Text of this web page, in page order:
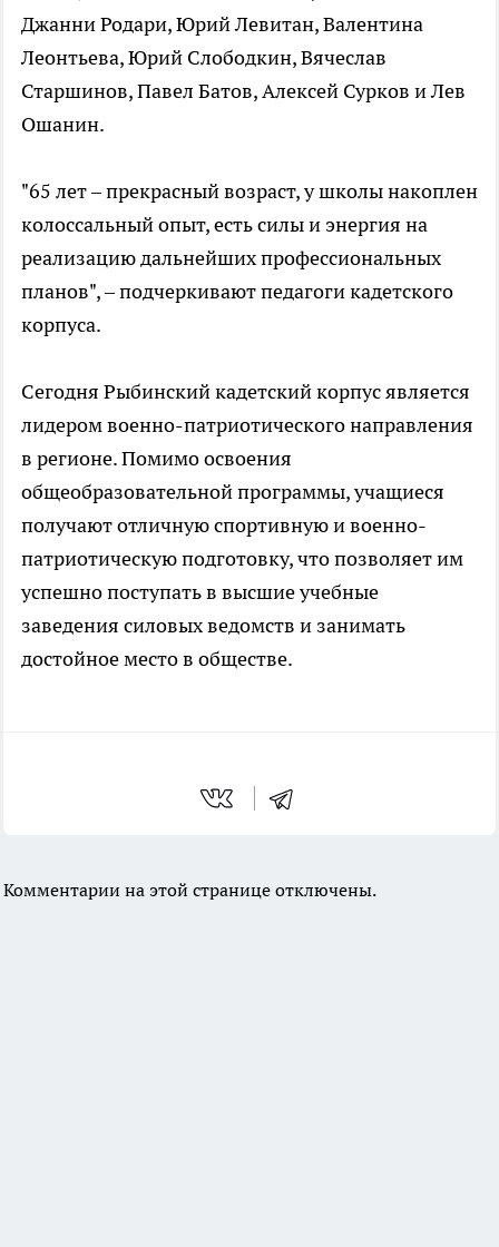
Джанни Родари, Юрий Левитан, Валентина
Леонтьева, Юрий Слободкин, Вячеслав
Старшинов, Павел Батов, Алексей Сурков и Лев
Ошанин.
"65 лет – прекрасный возраст, у школы накоплен
колоссальный опыт, есть силы и энергия на
реализацию дальнейших профессиональных
планов", – подчеркивают педагоги кадетского
корпуса.
Сегодня Рыбинский кадетский корпус является
лидером военно-патриотического направления
в регионе. Помимо освоения
общеобразовательной программы, учащиеся
получают отличную спортивную и военно-
патриотическую подготовку, что позволяет им
успешно поступать в высшие учебные
заведения силовых ведомств и занимать
достойное место в обществе.
Комментарии на этой странице отключены.